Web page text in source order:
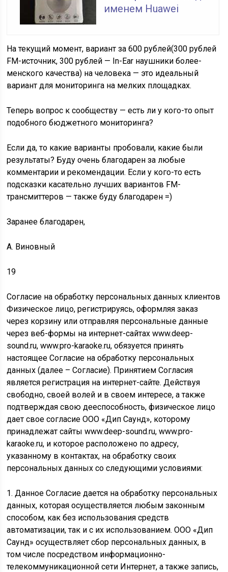
именем Huawei
На текущий момент, вариант за 600 рублей(300 рублей
FM-источник, 300 рублей — In-Ear наушники более-
менского качества) на человека — это идеальный
вариант для мониторинга на мелких площадках.
Теперь вопрос к сообществу — есть ли у кого-то опыт
подобного бюджетного мониторинга?
Если да, то какие варианты пробовали, какие были
результаты? Буду очень благодарен за любые
комментарии и рекомендации. Если у кого-то есть
подсказки касательно лучших вариантов FM-
трансмиттеров — также буду благодарен =)
Заранее благодарен,
А. Виновный
19
Согласие на обработку персональных данных клиентов
Физическое лицо, регистрируясь, оформляя заказ
через корзину или отправляя персональные данные
через веб-формы на интернет-сайтах www.deep-
sound.ru, www.pro-karaoke.ru, обязуется принять
настоящее Согласие на обработку персональных
данных (далее – Согласие). Принятием Согласия
является регистрация на интернет-сайте. Действуя
свободно, своей волей и в своем интересе, а также
подтверждая свою дееспособность, физическое лицо
дает свое согласие ООО «Дип Саунд», которому
принадлежат сайты www.deep-sound.ru, www.pro-
karaoke.ru, и которое расположено по адресу,
указанному в контактах, на обработку своих
персональных данных со следующими условиями:
1. Данное Согласие дается на обработку персональных
данных, которая осуществляется любым законным
способом, как без использования средств
автоматизации, так и с их использованием. ООО «Дип
Саунд» осуществляет сбор персональных данных, в
том числе посредством информационно-
телекоммуникационной сети Интернет, а также запись,